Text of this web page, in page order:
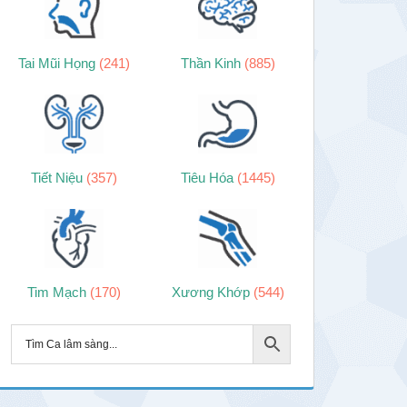
Tai Mũi Họng (241) Thần Kinh (885)
Tiết Niệu (357) Tiêu Hóa (1445)
Tim Mạch (170) Xương Khớp (544)